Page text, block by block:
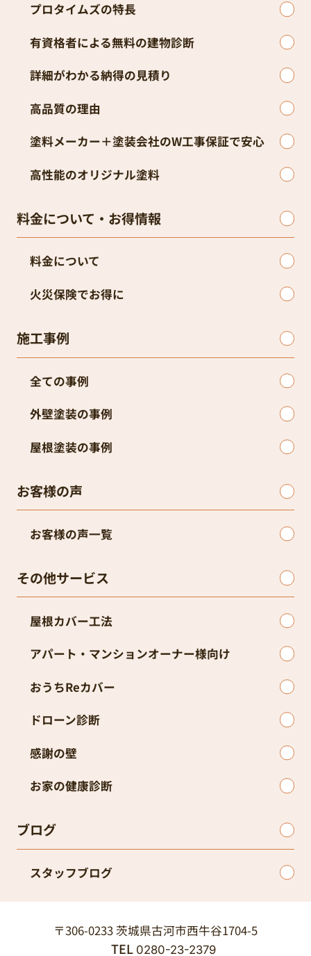
プロタイムズの特長
有資格者による無料の建物診断
詳細がわかる納得の見積り
高品質の理由
塗料メーカー＋塗装会社のW工事保証で安心
高性能のオリジナル塗料
料金について・お得情報
料金について
火災保険でお得に
施工事例
全ての事例
外壁塗装の事例
屋根塗装の事例
お客様の声
お客様の声一覧
その他サービス
屋根カバー工法
アパート・マンションオーナー様向け
おうちReカバー
ドローン診断
感謝の壁
お家の健康診断
ブログ
スタッフブログ
〒306-0233 茨城県古河市西牛谷1704-5
TEL 0280-23-2379